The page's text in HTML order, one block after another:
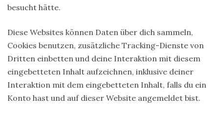
besucht hätte.
Diese Websites können Daten über dich sammeln,
Cookies benutzen, zusätzliche Tracking-Dienste von
Dritten einbetten und deine Interaktion mit diesem
eingebetteten Inhalt aufzeichnen, inklusive deiner
Interaktion mit dem eingebetteten Inhalt, falls du ein
Konto hast und auf dieser Website angemeldet bist.